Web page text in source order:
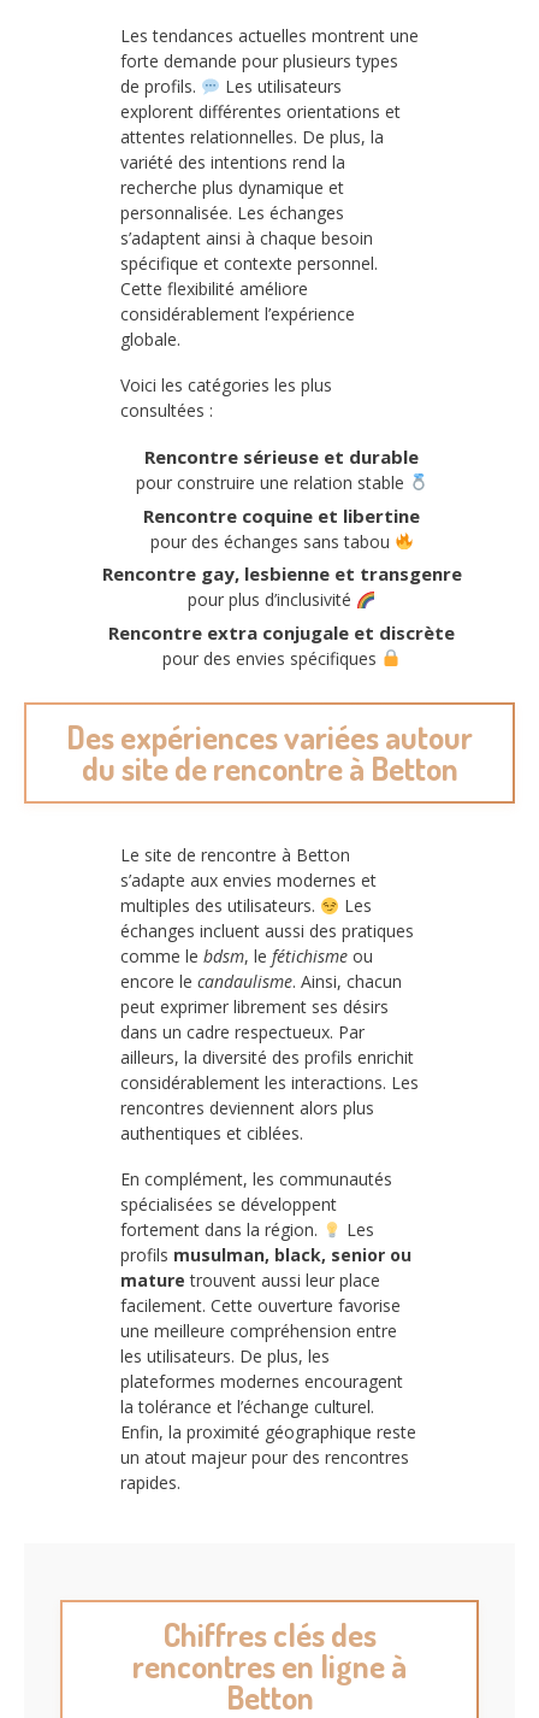
Les tendances actuelles montrent une
forte demande pour plusieurs types
de profils.
Les utilisateurs
explorent différentes orientations et
attentes relationnelles. De plus, la
variété des intentions rend la
recherche plus dynamique et
personnalisée. Les échanges
s’adaptent ainsi à chaque besoin
spécifique et contexte personnel.
Cette flexibilité améliore
considérablement l’expérience
globale.
Voici les catégories les plus
consultées :
Rencontre sérieuse et durable
pour construire une relation stable
Rencontre coquine et libertine
pour des échanges sans tabou
Rencontre gay, lesbienne et transgenre
pour plus d’inclusivité
Rencontre extra conjugale et discrète
pour des envies spécifiques
Des expériences variées autour
du site de rencontre à Betton
Le site de rencontre à Betton
s’adapte aux envies modernes et
multiples des utilisateurs.
Les
échanges incluent aussi des pratiques
comme le bdsm, le fétichisme ou
encore le candaulisme. Ainsi, chacun
peut exprimer librement ses désirs
dans un cadre respectueux. Par
ailleurs, la diversité des profils enrichit
considérablement les interactions. Les
rencontres deviennent alors plus
authentiques et ciblées.
En complément, les communautés
spécialisées se développent
fortement dans la région.
Les
profils musulman, black, senior ou
mature trouvent aussi leur place
facilement. Cette ouverture favorise
une meilleure compréhension entre
les utilisateurs. De plus, les
plateformes modernes encouragent
la tolérance et l’échange culturel.
Enfin, la proximité géographique reste
un atout majeur pour des rencontres
rapides.
Chiffres clés des
rencontres en ligne à
Betton